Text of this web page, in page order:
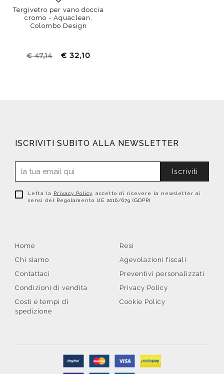
Tergivetro per vano doccia
cromo - Aquaclean,
Colombo Design
€ 47,14 € 32,10
ISCRIVITI SUBITO ALLA NEWSLETTER
Iscriviti
Letta la Privacy Policy , accetto di ricevere la newsletter ai
sensi del Regolamento UE 2016/679 (GDPR)
Home
Chi siamo
Contattaci
Condizioni di vendita
Costi e tempi di
spedizione
Resi
Agevolazioni fiscali
Preventivi personalizzati
Privacy Policy
Cookie Policy